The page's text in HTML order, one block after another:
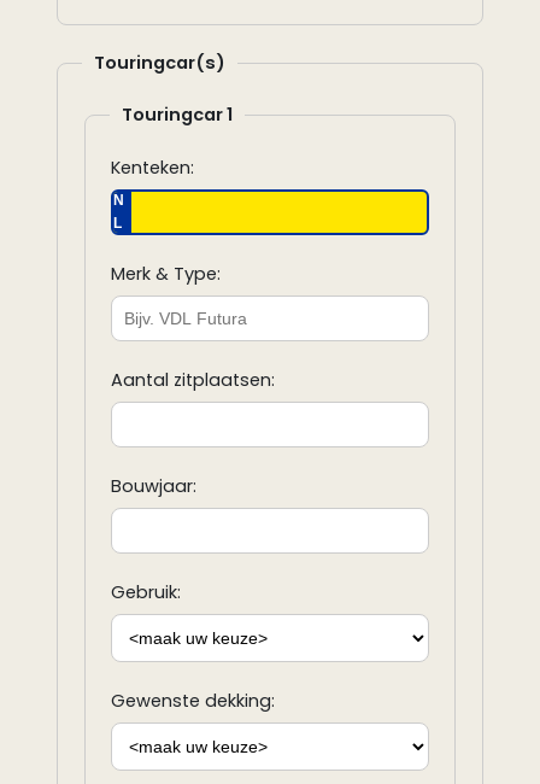
Touringcar(s)
Touringcar 1
Kenteken:
N
L
Merk & Type:
Aantal zitplaatsen:
Bouwjaar:
Gebruik:
Gewenste dekking: